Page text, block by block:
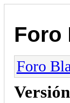
Foro
Foro